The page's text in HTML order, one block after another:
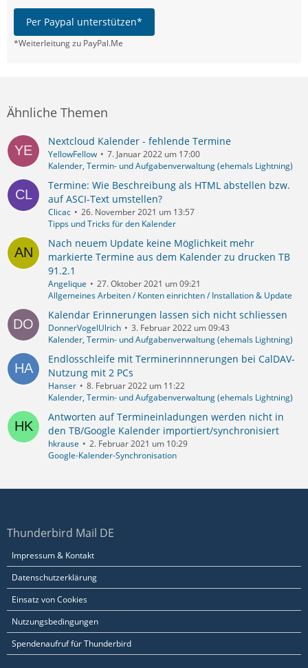
Per Paypal unterstützen*
*Weiterleitung zu PayPal.Me
Ähnliche Themen
Nextcloud Kalender - fehlende Termine
YellowFellow
7. Januar 2022 um 17:00
Kalender, Termin- und Aufgabenverwaltung (ehemals Lightning)
Termine: Wie Beschreibung als HTML abstellen bzw.
auf ASCI-Text umstellen?
Clicac
26. November 2021 um 13:57
Tipps und Tricks für den Kalender
Nach neuem Update keine Möglichkeit mehr
markierte Termine aus dem Kalender zu drucken TB
91.2.1
Angelique
27. Oktober 2021 um 09:21
Allgemeines Arbeiten / Konten einrichten / Installation & Update
Kalendar Erinnerungen lassen sich nicht schliessen
DonnerVogelUlrich
3. Februar 2022 um 09:43
Kalender, Termin- und Aufgabenverwaltung (ehemals Lightning)
Endlosschleife mit Terminerinnnerungen bei CalDAV-
Nutzung mit 2 PCs
Hanser
8. Februar 2022 um 11:22
Kalender, Termin- und Aufgabenverwaltung (ehemals Lightning)
Antworten auf Termineinladungen werden nicht in
den TB/Google Kalender importiert/synchronisiert
hkrause
2. Februar 2021 um 10:29
Google-Kalender-Synchronisation
Thunderbird Mail DE
Impressum & Kontakt
Datenschutzerklärung
Einsatz von Cookies
Nutzungsbedingungen
Spendenaufruf für Thunderbird